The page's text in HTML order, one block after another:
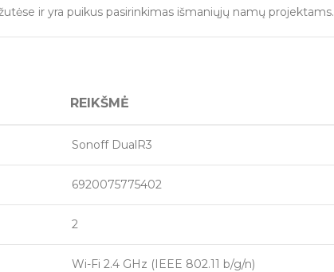
ir yra puikus pasirinkimas išmaniųjų namų projektams.
REIKŠMĖ
Sonoff DualR3
6920075775402
2
Wi-Fi 2.4 GHz (IEEE 802.11 b/g/n)